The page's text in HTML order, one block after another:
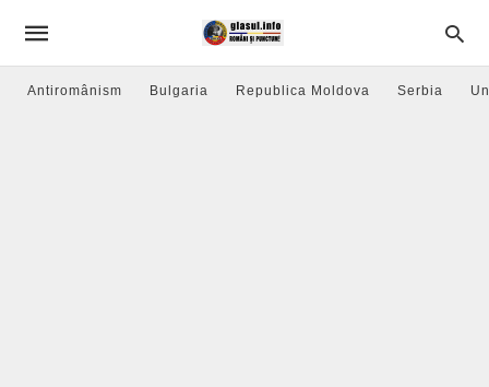
Antiromânism Bulgaria Republica Moldova Serbia